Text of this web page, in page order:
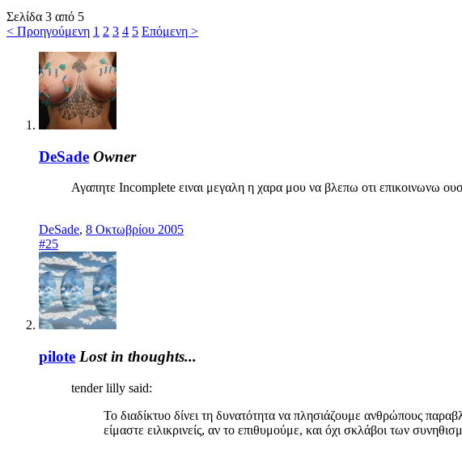
Σελίδα 3 από 5
< Προηγούμενη 1 2 3 4 5 Επόμενη >
DeSade Owner
Αγαπητε Incomplete ειναι μεγαλη η χαρα μου να βλεπω οτι επικοινωνω
DeSade, 8 Οκτωβρίου 2005
#25
pilote Lost in thoughts...
tender lilly said:
Το διαδίκτυο δίνει τη δυνατότητα να πλησιάζουμε ανθρώπους
είμαστε ειλικρινείς, αν το επιθυμούμε, και όχι σκλάβοι των